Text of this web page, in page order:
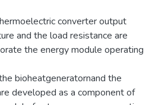
converter output
and the load resistance are
the energy module operating
bioheatgeneratornand the
developed as a component of